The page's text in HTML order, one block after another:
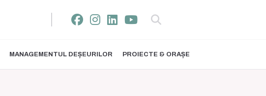
MANAGEMENTUL DEȘEURILOR PROIECTE & ORAȘE